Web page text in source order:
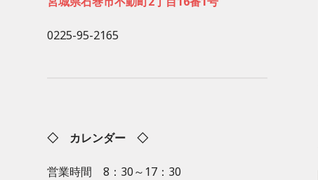
0225-95-2165
◇ カレンダー ◇
営業時間 8：30～17：30